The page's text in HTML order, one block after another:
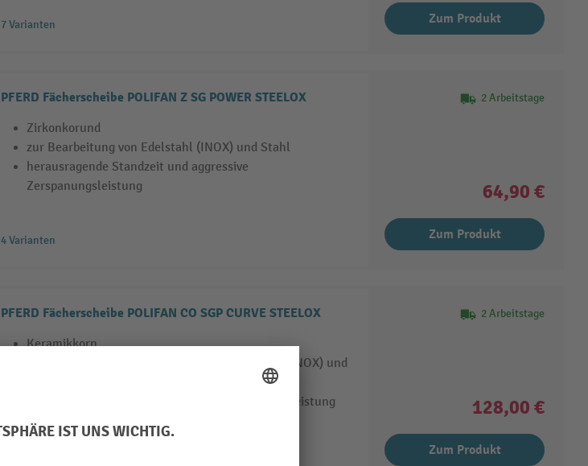
7 Varianten Zum Produkt
PFERD Fächerscheibe POLIFAN Z SG POWER STEELOX
Zirkonkorund
zur Bearbeitung von Edelstahl (INOX) und Stahl
herausragende Standzeit und aggressive
Zerspanungsleistung
4 Varianten
2 Arbeitstage
64,90 €
Zum Produkt
PFERD Fächerscheibe POLIFAN CO SGP CURVE STEELOX
Keramikkorn
zur Erzielung feiner Oberflächen auf Edelstahl (INOX) und
Hochleistungswerkzeug mit hoher Zerspanungsleistung
2 Arbeitstage
128,00 €
Zum Produkt